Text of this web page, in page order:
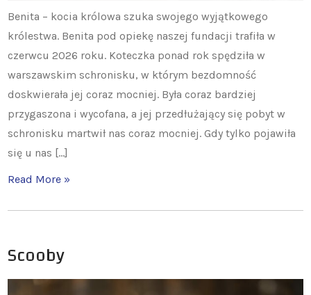
Benita – kocia królowa szuka swojego wyjątkowego
królestwa. Benita pod opiekę naszej fundacji trafiła w
czerwcu 2026 roku. Koteczka ponad rok spędziła w
warszawskim schronisku, w którym bezdomność
doskwierała jej coraz mocniej. Była coraz bardziej
przygaszona i wycofana, a jej przedłużający się pobyt w
schronisku martwił nas coraz mocniej. Gdy tylko pojawiła
się u nas […]
Read More »
Scooby